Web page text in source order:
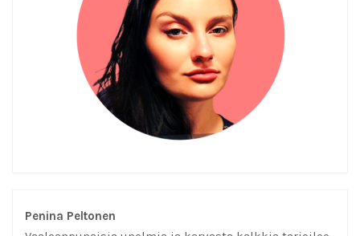
Penina Peltonen